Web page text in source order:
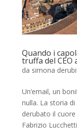
Quando i
truffa del CEO
da simona
Un’email, un
nulla. La storia
derubato il
Fabrizio